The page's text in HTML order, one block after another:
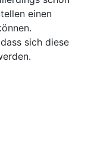
einen
sich diese